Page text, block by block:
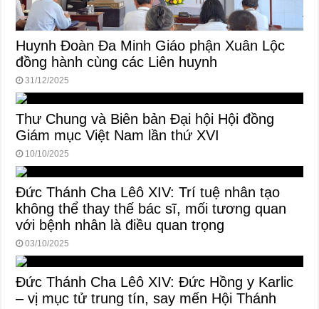
Huynh Đoàn Đa Minh Giáo phận Xuân Lộc
đồng hành cùng các Liên huynh
31/12/2025
Thư Chung và Biên bản Đại hội Hội đồng
Giám mục Việt Nam lần thứ XVI
10/10/2025
Đức Thánh Cha Lêô XIV: Trí tuệ nhân tạo
không thể thay thế bác sĩ, mối tương quan
với bệnh nhân là điều quan trọng
03/10/2025
Đức Thánh Cha Lêô XIV: Đức Hồng y Karlic
– vị mục tử trung tín, say mến Hội Thánh